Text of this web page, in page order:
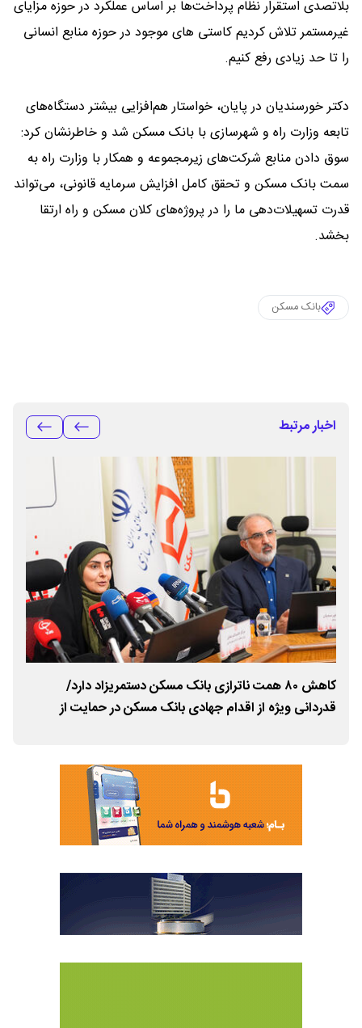
بلاتصدی استقرار نظام پرداخت‌ها بر اساس عملکرد در حوزه مزایای
غیرمستمر تلاش کردیم کاستی های موجود در حوزه منابع انسانی
را تا حد زیادی رفع کنیم.
دکتر خورسندیان در پایان، خواستار هم‌افزایی بیشتر دستگاه‌های
تابعه وزارت راه و شهرسازی با بانک مسکن شد و خاطرنشان کرد:
سوق دادن منابع شرکت‌های زیرمجموعه و همکار با وزارت راه به
سمت بانک مسکن و تحقق کامل افزایش سرمایه قانونی، می‌تواند
قدرت تسهیلات‌دهی ما را در پروژه‌های کلان مسکن و راه ارتقا
بخشد.
بانک مسکن
اخبار مرتبط
کاهش ۸۰ همت ناترازی بانک مسکن دستمریزاد دارد/
قدردانی ویژه از اقدام جهادی بانک مسکن در حمایت از